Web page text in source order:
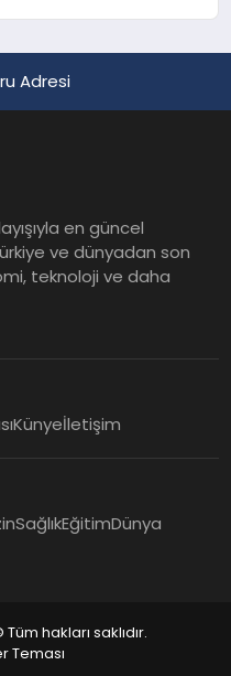
Adresi
en güncel
ve dünyadan son
teknoloji ve daha
Künyeİletişim
SağlıkEğitimDünya
hakları saklıdır.
Teması